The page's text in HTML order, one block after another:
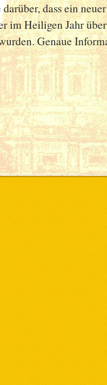
dass ein
im Heiligen Jahr
Genaue